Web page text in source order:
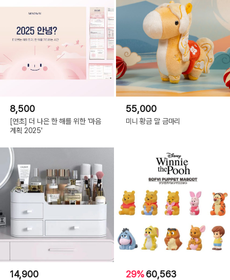
8,500
[연초] 더 나은 한 해를 위한 '마음
계획 2025'
55,000
미니 황금 말 금마리
14,900 29%60,563